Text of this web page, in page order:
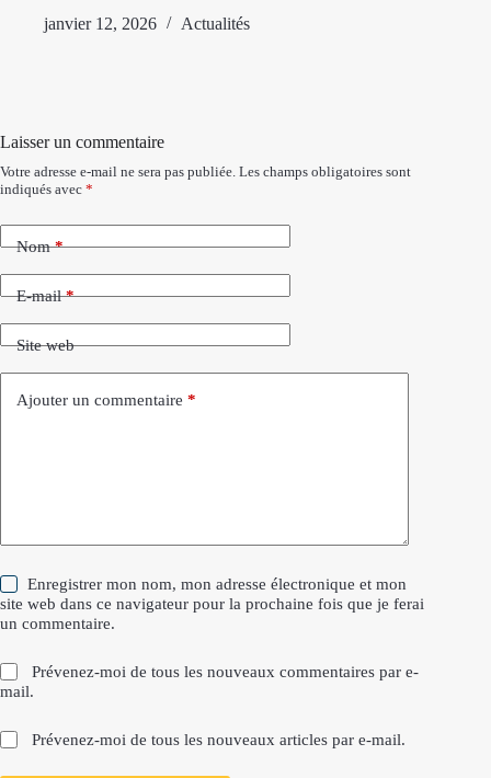
janvier 12, 2026
Actualités
Laisser un commentaire
Votre adresse e-mail ne sera pas publiée. Les champs obligatoires sont
indiqués avec *
Nom*
E-mail*
Site web
Ajouter un commentaire *
Enregistrer mon nom, mon adresse électronique et mon
site web dans ce navigateur pour la prochaine fois que je ferai
un commentaire.
Prévenez-moi de tous les nouveaux commentaires par e-
mail.
Prévenez-moi de tous les nouveaux articles par e-mail.